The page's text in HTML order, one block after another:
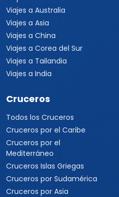
Viajes a Australia
Viajes a Asia
Viajes a China
Viajes a Corea del Sur
Viajes a Tailandia
Viajes a India
Cruceros
Todos los Cruceros
Cruceros por el Caribe
Cruceros por el
Mediterráneo
Cruceros Islas Griegas
Cruceros por Sudamérica
Cruceros por Asia